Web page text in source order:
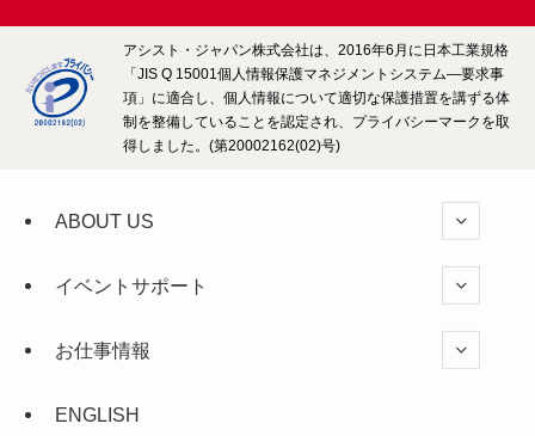
アシスト・ジャパン株式会社は、2016年6月に日本工業規格
「JIS Q 15001個人情報保護マネジメントシステム―要求事
項」に適合し、個人情報について適切な保護措置を講ずる体
制を整備していることを認定され、プライバシーマークを取
得しました。(第20002162(02)号)
ABOUT US
イベントサポート
お仕事情報
ENGLISH